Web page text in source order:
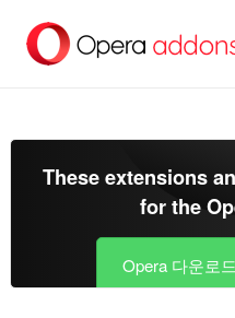
건
These extensions
for the
Opera 다운로드